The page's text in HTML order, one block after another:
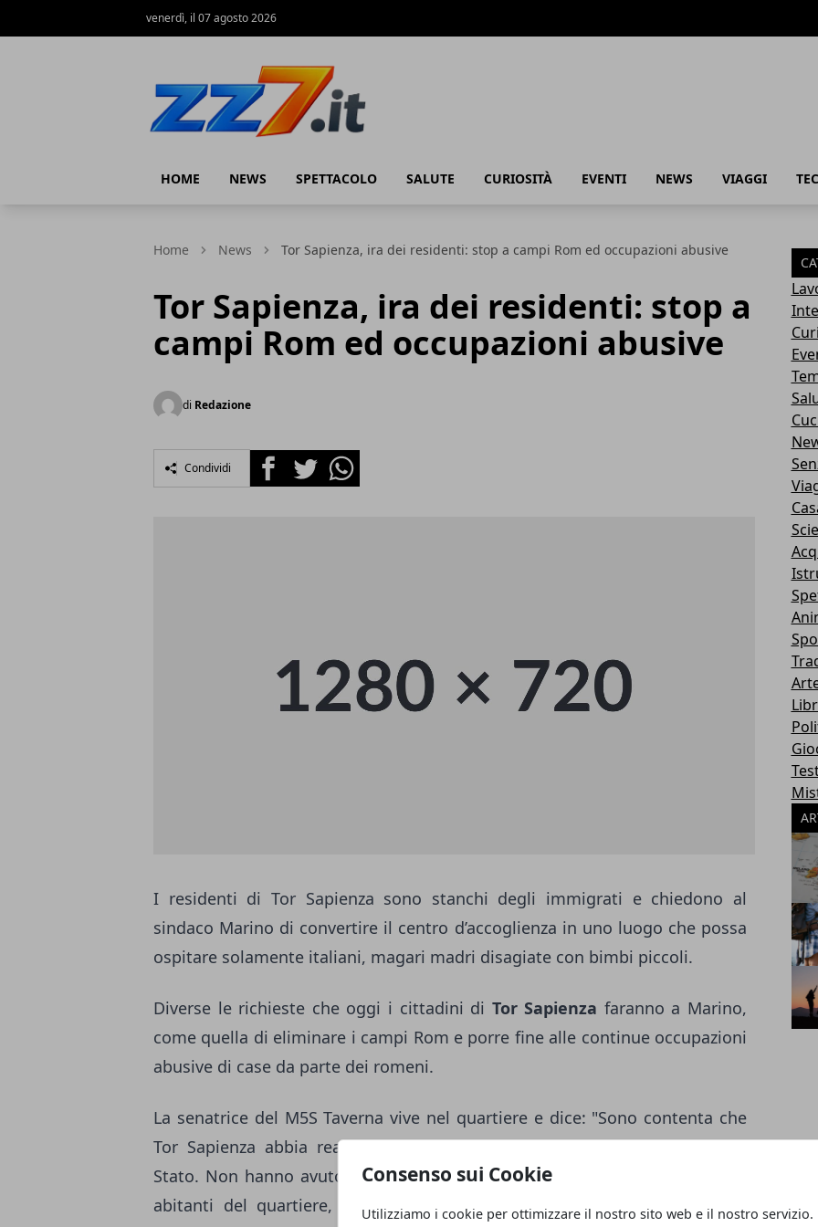
Consenso sui Cookie
Utilizziamo i cookie per ottimizzare il nostro sito web e il nostro servizio.
venerdì, il 07 agosto 2026
HOME NEWS SPETTACOLO SALUTE CURIOSITÀ EVENTI NEWS VIAGGI
Home News Tor Sapienza, ira dei residenti: stop a campi Rom ed occupazioni abusive
Tor Sapienza, ira dei residenti: stop a
campi Rom ed occupazioni abusive
di Redazione
Condividi FacebookTwitterWhatsapp
I residenti di Tor Sapienza sono stanchi degli immigrati e chiedono al
sindaco Marino di convertire il centro d’accoglienza in uno luogo che possa
ospitare solamente italiani, magari madri disagiate con bimbi piccoli.
Diverse le richieste che oggi i cittadini di Tor Sapienza faranno a Marino,
come quella di eliminare i campi Rom e porre fine alle continue occupazioni
abusive di case da parte dei romeni.
La senatrice del M5S Taverna vive nel quartiere e dice: "Sono contenta che
Tor Sapienza abbia reagito. Non èrazzista, ha reagito all’assenza dello
Stato. Non hanno avuto ragione a tirare sassi ma che dovevano fare?". Gli
abitanti del quartiere, però, sono esausti e dicono: "Noi non vogliamo